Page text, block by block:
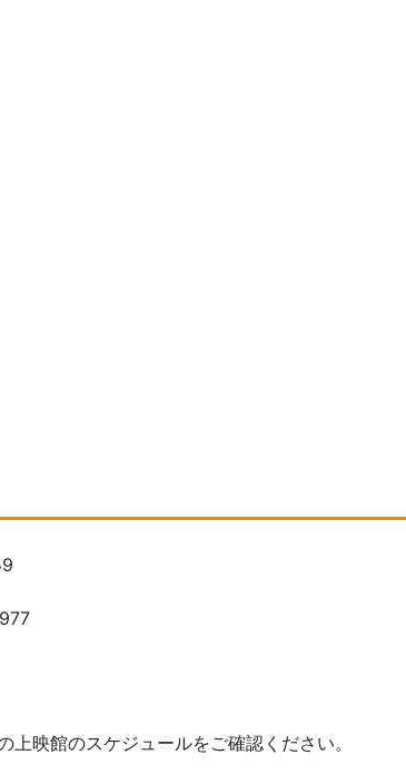
映館のスケジュールをご確認ください。